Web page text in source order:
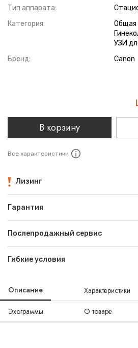
структуры в высоком разрешении.
Тип аппарата:
Категория:
Общая
УЗИ
Бренд:
Canon
В корзину
Все характеристики
Лизинг
Гарантия
Послепродажный сервис
Гибкие условия
Описание Характеристики
Эхограммы О товаре